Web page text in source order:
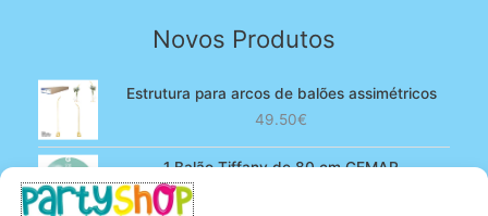
Novos Produtos
Estrutura para arcos de balões assimétricos
49.50€
1 Balão Tiffany de 80 cm GEMAR